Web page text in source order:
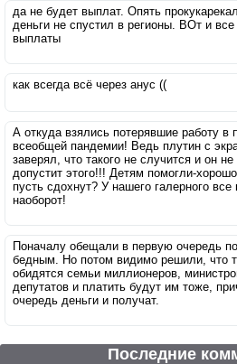
да не будет выплат. Опять
деньги не спустил в регионы. ВОт и все
выплаты
как всегда всё через aнус ((
А откуда взялись потерявшие работу в
всеобщей пандемии! Ведь плутин с
заверял, что такого не случится и он не
допустит этого!!! Детям помогли-
пусть сдохнут? У нашего галерного
наоборот!
Поначалу обещали в первую очередь
бедным. Но потом видимо решили, что
обидятся семьи миллионеров,
депутатов и платить будут им тоже,
очередь деньги и получат.
Последние